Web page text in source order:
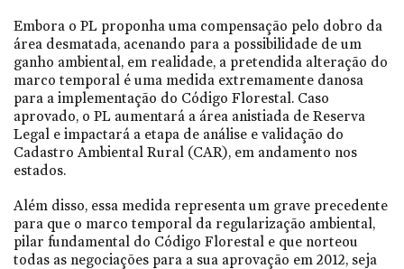
Embora o PL proponha uma compensação pelo dobro da
área desmatada, acenando para a possibilidade de um
ganho ambiental, em realidade, a pretendida alteração do
marco temporal é uma medida extremamente danosa
para a implementação do Código Florestal. Caso
aprovado, o PL aumentará a área anistiada de Reserva
Legal e impactará a etapa de análise e validação do
Cadastro Ambiental Rural (CAR), em andamento nos
estados.
Além disso, essa medida representa um grave precedente
para que o marco temporal da regularização ambiental,
pilar fundamental do Código Florestal e que norteou
todas as negociações para a sua aprovação em 2012, seja